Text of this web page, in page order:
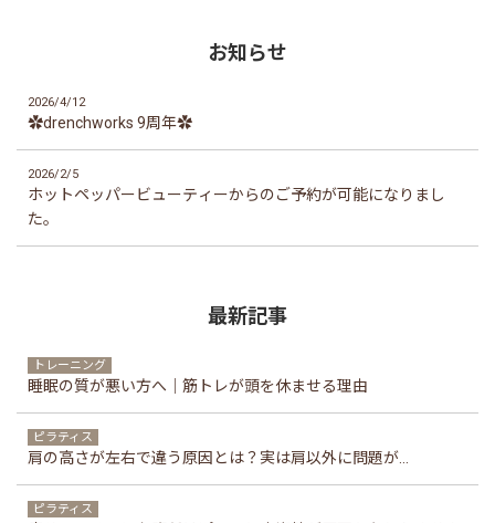
お知らせ
2026/4/12
✿drenchworks 9周年✿
2026/2/5
ホットペッパービューティーからのご予約が可能になりまし
た。
最新記事
トレーニング
睡眠の質が悪い方へ｜筋トレが頭を休ませる理由
ピラティス
肩の高さが左右で違う原因とは？実は肩以外に問題が...
ピラティス